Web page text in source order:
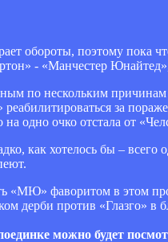
обороты, поэтому пока
- «Манчестер
по нескольким
за
одно очко отстала от
как хотелось бы –
«МЮ» фаворитом в этом
дерби против «Глазго» в
можно будет